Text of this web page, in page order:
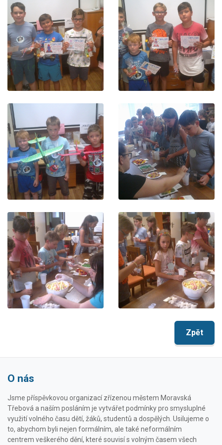
Zpět
O nás
Jsme příspěvkovou organizací zřízenou městem Moravská
Třebová a naším posláním je vytvářet podmínky pro smysluplné
využití volného času dětí, žáků, studentů a dospělých. Usilujeme o
to, abychom byli nejen formálním, ale také neformálním
centrem veškerého dění, které souvisí s volným časem všech